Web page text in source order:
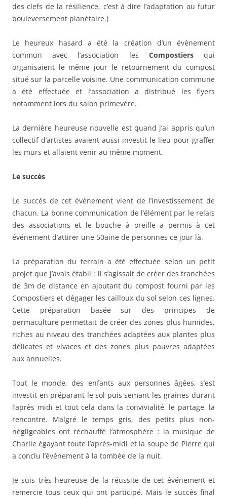
des clefs de la résilience, c’est à dire l’adaptation au futur
bouleversement planétaire.)
Le heureux hasard a été la création d’un événement
commun avec l’association les Compostiersqui
organisaient le même jour le retournement du compost
situé sur la parcelle voisine. Une communication commune
a été effectuée et l’association a distribué les flyers
notamment lors du salon primevère.
La dernière heureuse nouvelle est quand j’ai appris qu’un
collectif d’artistes avaient aussi investit le lieu pour graffer
les murs et allaient venir au même moment.
Le succès
Le succès de cet événement vient de l’investissement de
chacun. La bonne communication de l’élément par le relais
des associations et le bouche à oreille a permis à cet
événement d’attirer une 50aine de personnes ce jour là.
La préparation du terrain a été effectuée selon un petit
projet que j’avais établi : il s’agissait de créer des tranchées
de 3m de distance en ajoutant du compost fourni par les
Compostiers et dégager les cailloux du sol selon ces lignes.
Cette préparation basée sur des principes de
permaculture permettait de créer des zones plus humides,
riches au niveau des tranchées adaptées aux plantes plus
délicates et vivaces et des zones plus pauvres adaptées
aux annuelles.
Tout le monde, des enfants aux personnes âgées, s’est
investit en préparant le sol puis semant les graines durant
l’après midi et tout cela dans la convivialité, le partage, la
rencontre. Malgré le temps gris, des petits plus non-
négligeables ont réchauffé l’atmosphère : la musique de
Charlie égayant toute l’après-midi et la soupe de Pierre qui
a conclu l’événement à la tombée de la nuit.
Je suis très heureuse de la réussite de cet événement et
remercie tous ceux qui ont participé. Mais le succès final